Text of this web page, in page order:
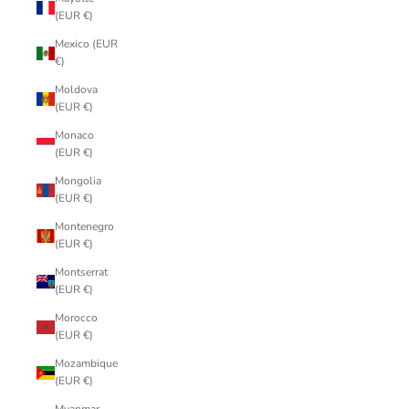
(EUR €)
Mexico (EUR
€)
Moldova
(EUR €)
Monaco
(EUR €)
Mongolia
(EUR €)
Montenegro
(EUR €)
Montserrat
(EUR €)
Morocco
(EUR €)
Mozambique
(EUR €)